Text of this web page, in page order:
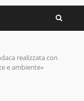
realizzata con
e ambiente»